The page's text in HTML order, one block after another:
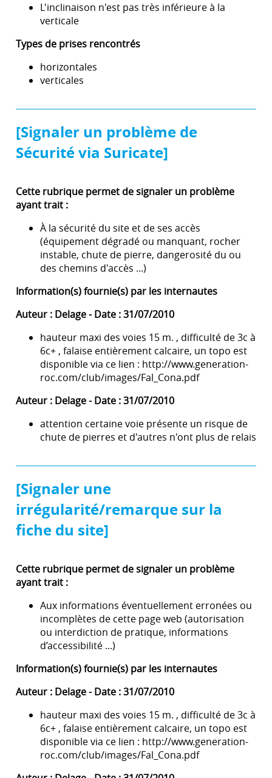
L'inclinaison n'est pas très inférieure à la
verticale
Types de prises rencontrés
horizontales
verticales
[Signaler un problème de
Sécurité via Suricate]
Cette rubrique permet de signaler un problème
ayant trait :
À la sécurité du site et de ses accès
(équipement dégradé ou manquant, rocher
instable, chute de pierre, dangerosité du ou
des chemins d'accès ...)
Information(s) fournie(s) par les internautes
Auteur : Delage - Date : 31/07/2010
hauteur maxi des voies 15 m. , difficulté de 3c à
6c+ , falaise entièrement calcaire, un topo est
disponible via ce lien : http://www.generation-
roc.com/club/images/Fal_Cona.pdf
Auteur : Delage - Date : 31/07/2010
attention certaine voie présente un risque de
chute de pierres et d'autres n'ont plus de relais
[Signaler une
irrégularité/remarque sur la
fiche du site]
Cette rubrique permet de signaler un problème
ayant trait :
Aux informations éventuellement erronées ou
incomplètes de cette page web (autorisation
ou interdiction de pratique, informations
d’accessibilité ...)
Information(s) fournie(s) par les internautes
Auteur : Delage - Date : 31/07/2010
hauteur maxi des voies 15 m. , difficulté de 3c à
6c+ , falaise entièrement calcaire, un topo est
disponible via ce lien : http://www.generation-
roc.com/club/images/Fal_Cona.pdf